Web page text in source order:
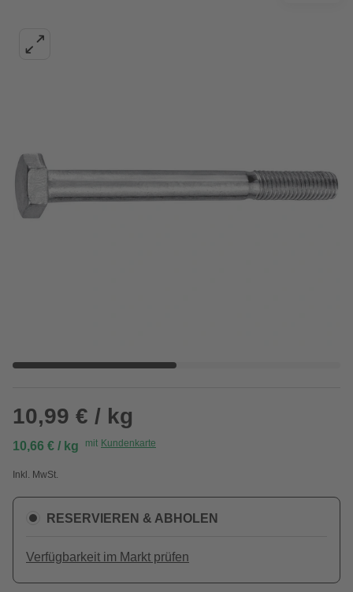
10,99 € / kg
10,66 € / kg mit Kundenkarte
Inkl. MwSt.
RESERVIEREN & ABHOLEN
Verfügbarkeit im Markt prüfen